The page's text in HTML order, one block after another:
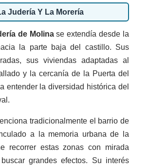
Judería Y La Morería
de Molinase extendía desde la
la parte baja del castillo. Sus
sus viviendas adaptadas al
y la cercanía de la Puerta del
entender la diversidad histórica del
tradicionalmente el barrio de
a la memoria urbana de la
recorrer estas zonas con mirada
grandes efectos. Su interés